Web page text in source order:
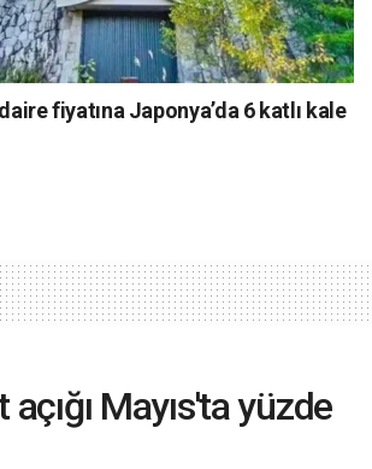
fiyatına Japonya’da 6 katlı kale
açığı Mayıs'ta yüzde